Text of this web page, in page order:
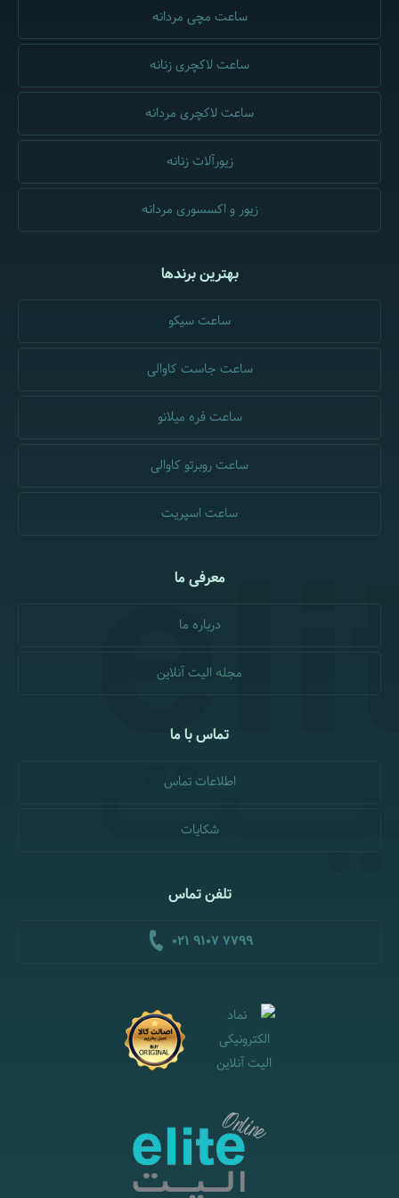
ساعت مچی مردانه
ساعت لاکچری زنانه
ساعت لاکچری مردانه
زیورآلات زنانه
زیور و اکسسوری مردانه
بهترین برندها
ساعت سیکو
ساعت جاست کاوالی
ساعت فره میلانو
ساعت روبرتو کاوالی
ساعت اسپریت
معرفی ما
درباره ما
مجله الیت آنلاین
تماس با ما
اطلاعات تماس
شکایات
تلفن تماس
021 9107 7799